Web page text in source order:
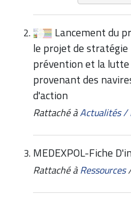
Lancement du
le projet de
prévention et la
provenant des
d'action
Rattaché àActualités /
MEDEXPOL-Fiche
Rattaché à Ressources